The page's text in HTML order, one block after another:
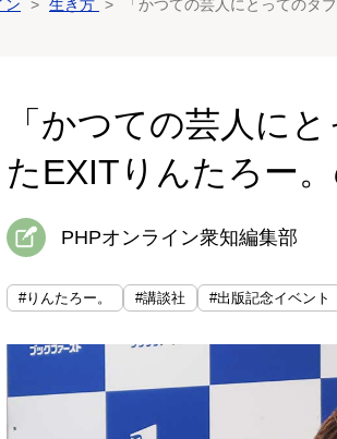
ン 生き方
「かつての芸人にとってのタ
「かつての芸人に
たEXITりんたろー
PHPオンライン衆知編集部
#りんたろー。 #講談社 #出版記念イベント